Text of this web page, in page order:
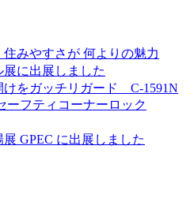
住みやすさが 何よりの魅力
に出展しました
けをガッチリガード C-1591N
ーフティコーナーロック
GPEC に出展しました